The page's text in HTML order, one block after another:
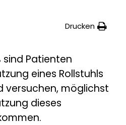
Drucken
Patienten
eines Rollstuhls
versuchen, möglichst
dieses